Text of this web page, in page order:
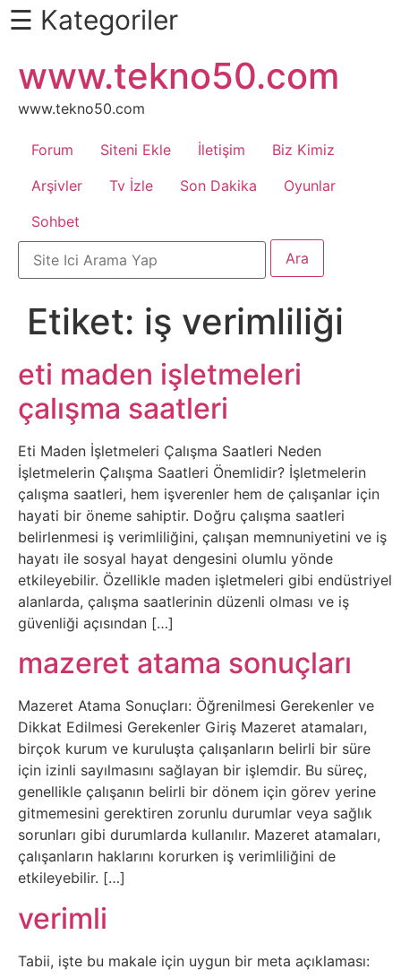
Daha
Fazlası
İçin
Kaydır
Android
Apk
Arabalar
Bankacılık
İşlemleri
Belgesel
Bilgi
Bilgisayar
Bilim
Bitcoin
Çizgi
Film
Diğer
Sosyal
Medyalar
Din
Dokümanlar
☰ Kategoriler
atla
www.tekno50.com
www.tekno50.com
Forum Siteni Ekle İletişim
Biz Kimiz
Arşivler
Tv İzle Son Dakika
Oyunlar
Sohbet
Etiket: iş verimliliği
eti maden işletmeleri
çalışma saatleri
Eti Maden İşletmeleri Çalışma Saatleri Neden
İşletmelerin Çalışma Saatleri Önemlidir? İşletmelerin
çalışma saatleri, hem işverenler hem de çalışanlar için
hayati bir öneme sahiptir. Doğru çalışma saatleri
belirlenmesi iş verimliliğini, çalışan memnuniyetini ve iş
hayatı ile sosyal hayat dengesini olumlu yönde
etkileyebilir. Özellikle maden işletmeleri gibi endüstriyel
alanlarda, çalışma saatlerinin düzenli olması ve iş
güvenliği açısından […]
mazeret atama sonuçları
Mazeret Atama Sonuçları: Öğrenilmesi Gerekenler ve
Dikkat Edilmesi Gerekenler Giriş Mazeret atamaları,
birçok kurum ve kuruluşta çalışanların belirli bir süre
için izinli sayılmasını sağlayan bir işlemdir. Bu süreç,
genellikle çalışanın belirli bir dönem için görev yerine
gitmemesini gerektiren zorunlu durumlar veya sağlık
sorunları gibi durumlarda kullanılır. Mazeret atamaları,
çalışanların haklarını korurken iş verimliliğini de
etkileyebilir. […]
verimli
Tabii, işte bu makale için uygun bir meta açıklaması: